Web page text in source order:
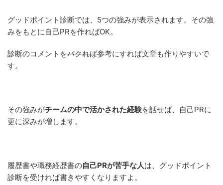
グッドポイント診断では、5つの強みが表示されます。その強
みをもとに自己PRを作ればOK。
診断のコメントをパクれば参考にすれば文章も作りやすいで
す。
その強みがチームの中で活かされた経験を話せば、自己PRに
更に深みが増します。
履歴書や職務経歴書の自己PRが苦手な人は、グッドポイント
診断を受ければ書きやすくなりますよ。